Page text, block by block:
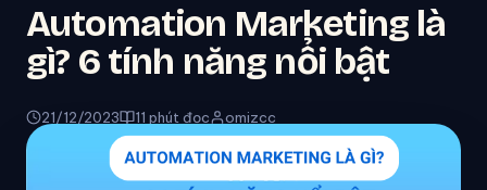
Automation Marketing là
gì? 6 tính năng nổi bật
21/12/2023 11 phút đọc omizcc